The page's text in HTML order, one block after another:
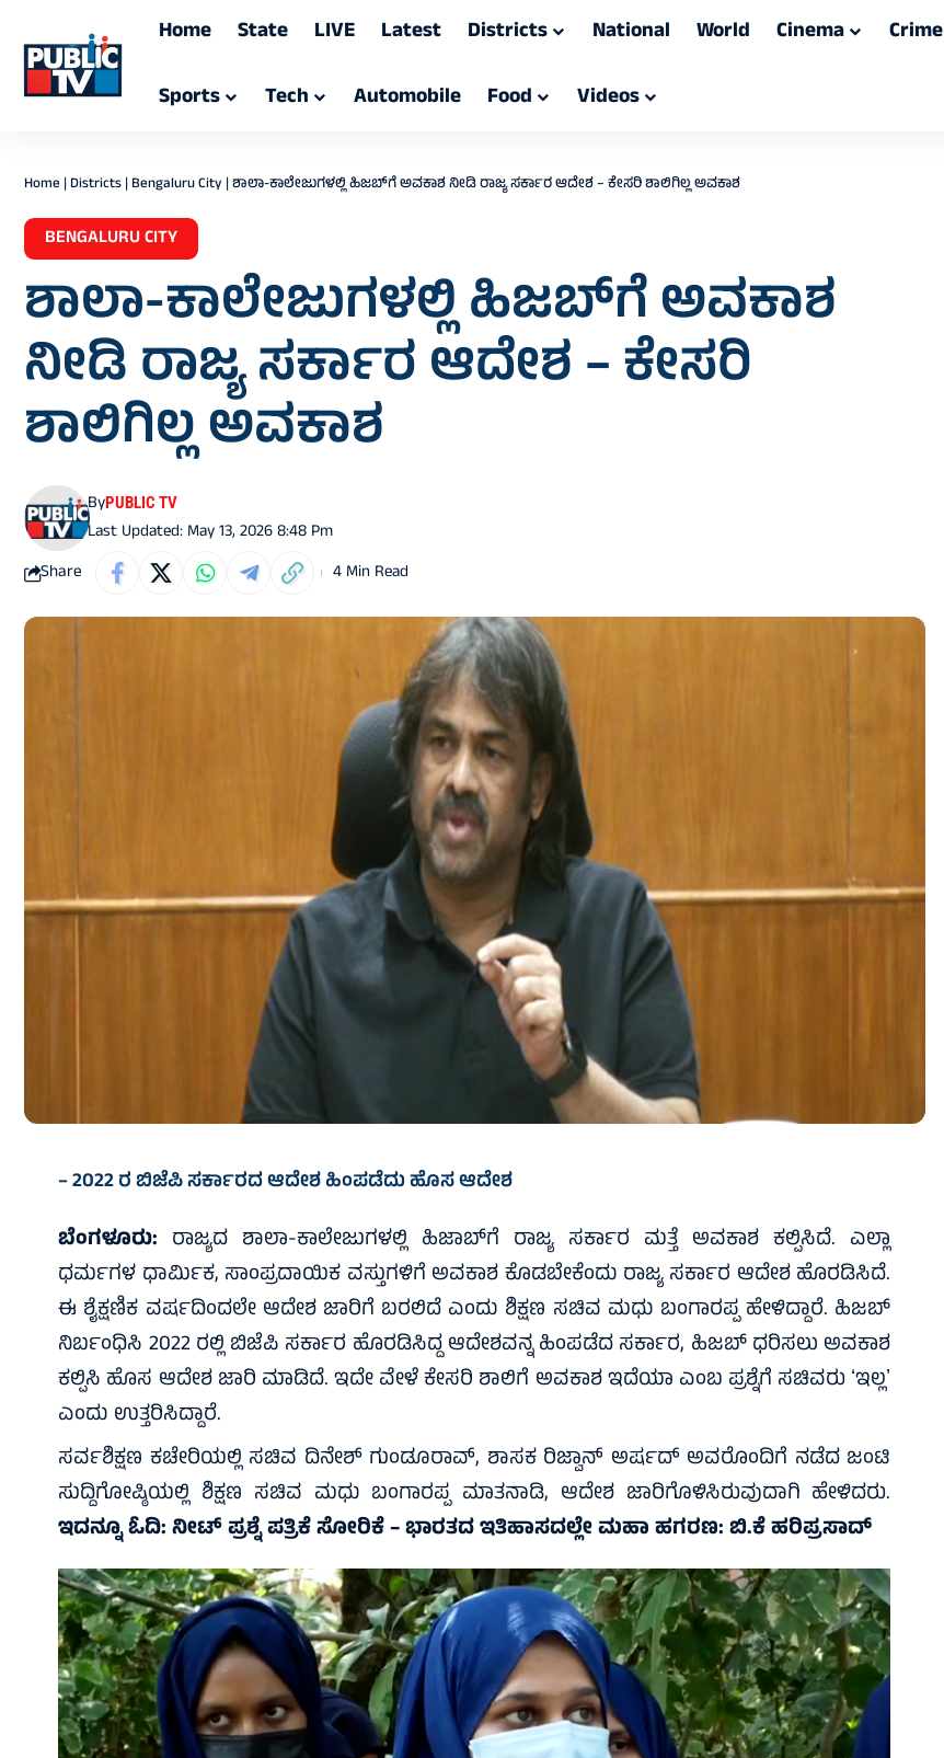
Home State LIVE Latest Districts National World Cinema Crime
Sports
Tech Automobile Food Videos
Home |Districts|Bengaluru City |ಶಾಲಾ-ಕಾಲೇಜುಗಳಲ್ಲಿ ಹಿಜಬ್‌ಗೆ ಅವಕಾಶ ನೀಡಿ ರಾಜ್ಯ ಸರ್ಕಾರ ಆದೇಶ – ಕೇಸರಿ ಶಾಲಿಗಿಲ್ಲ ಅವಕಾಶ
BENGALURU CITY
ಶಾಲಾ-ಕಾಲೇಜುಗಳಲ್ಲಿ ಹಿಜಬ್‌ಗೆ ಅವಕಾಶ
ನೀಡಿ ರಾಜ್ಯ ಸರ್ಕಾರ ಆದೇಶ – ಕೇಸರಿ
ಶಾಲಿಗಿಲ್ಲ ಅವಕಾಶ
Last Updated: May 13, 2026 8:48 Pm
ByPUBLIC TV
Share 4 Min Read
– 2022 ರ ಬಿಜೆಪಿ ಸರ್ಕಾರದ ಆದೇಶ ಹಿಂಪಡೆದು ಹೊಸ ಆದೇಶ
ಬೆಂಗಳೂರು: ರಾಜ್ಯದ ಶಾಲಾ-ಕಾಲೇಜುಗಳಲ್ಲಿ ಹಿಜಾಬ್‌ಗೆ ರಾಜ್ಯ ಸರ್ಕಾರ ಮತ್ತೆ ಅವಕಾಶ ಕಲ್ಪಿಸಿದೆ. ಎಲ್ಲಾ
ಧರ್ಮಗಳ ಧಾರ್ಮಿಕ, ಸಾಂಪ್ರದಾಯಿಕ ವಸ್ತುಗಳಿಗೆ ಅವಕಾಶ ಕೊಡಬೇಕೆಂದು ರಾಜ್ಯ ಸರ್ಕಾರ ಆದೇಶ ಹೊರಡಿಸಿದೆ.
ಈ ಶೈಕ್ಷಣಿಕ ವರ್ಷದಿಂದಲೇ ಆದೇಶ ಜಾರಿಗೆ ಬರಲಿದೆ ಎಂದು ಶಿಕ್ಷಣ ಸಚಿವ ಮಧು ಬಂಗಾರಪ್ಪ ಹೇಳಿದ್ದಾರೆ. ಹಿಜಬ್‌
ನಿರ್ಬಂಧಿಸಿ 2022 ರಲ್ಲಿ ಬಿಜೆಪಿ ಸರ್ಕಾರ ಹೊರಡಿಸಿದ್ದ ಆದೇಶವನ್ನ ಹಿಂಪಡೆದ ಸರ್ಕಾರ, ಹಿಜಬ್‌ ಧರಿಸಲು ಅವಕಾಶ
ಕಲ್ಪಿಸಿ ಹೊಸ ಆದೇಶ ಜಾರಿ ಮಾಡಿದೆ. ಇದೇ ವೇಳೆ ಕೇಸರಿ ಶಾಲಿಗೆ ಅವಕಾಶ ಇದೆಯಾ ಎಂಬ ಪ್ರಶ್ನೆಗೆ ಸಚಿವರು ʻಇಲ್ಲʼ
ಎಂದು ಉತ್ತರಿಸಿದ್ದಾರೆ.
ಸರ್ವಶಿಕ್ಷಣ ಕಚೇರಿಯಲ್ಲಿ ಸಚಿವ ದಿನೇಶ್ ಗುಂಡೂರಾವ್, ಶಾಸಕ ರಿಜ್ವಾನ್ ಅರ್ಷದ್ ಅವರೊಂದಿಗೆ ನಡೆದ ಜಂಟಿ
ಸುದ್ದಿಗೋಷ್ಠಿಯಲ್ಲಿ ಶಿಕ್ಷಣ ಸಚಿವ ಮಧು ಬಂಗಾರಪ್ಪ ಮಾತನಾಡಿ, ಆದೇಶ ಜಾರಿಗೊಳಿಸಿರುವುದಾಗಿ ಹೇಳಿದರು.
ಇದನ್ನೂ ಓದಿ:ನೀಟ್ ಪ್ರಶ್ನೆ ಪತ್ರಿಕೆ ಸೋರಿಕೆ – ಭಾರತದ ಇತಿಹಾಸದಲ್ಲೇ ಮಹಾ ಹಗರಣ: ಬಿ.ಕೆ ಹರಿಪ್ರಸಾದ್